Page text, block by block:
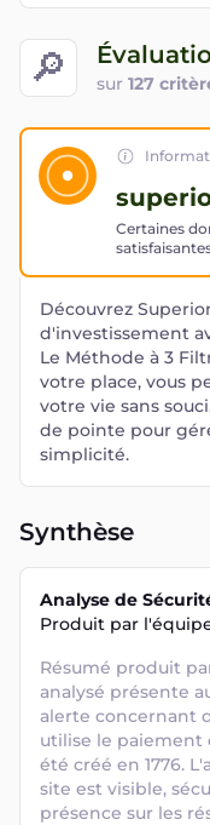
🔎 sur 127
Certaines
Découvrez
d'investissement
Le Méthode à 3
votre place, vous
votre vie sans
de pointe pour
simplicité.
Synthèse
Analyse de
Produit par
Résumé produit
analysé présente
alerte concernant
utilise le paiement
été créé en 1776.
site est visible,
présence sur les